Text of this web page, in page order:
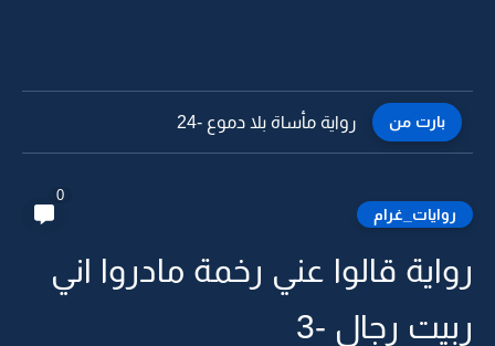
بارت من رواية مأساة بلا دموع -24
روايات_غرام
0
رواية قالوا عني رخمة مادروا اني
ربيت رجال -3